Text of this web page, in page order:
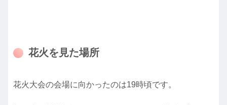
花火を見た場所
花火大会の会場に向かったのは19時頃です。